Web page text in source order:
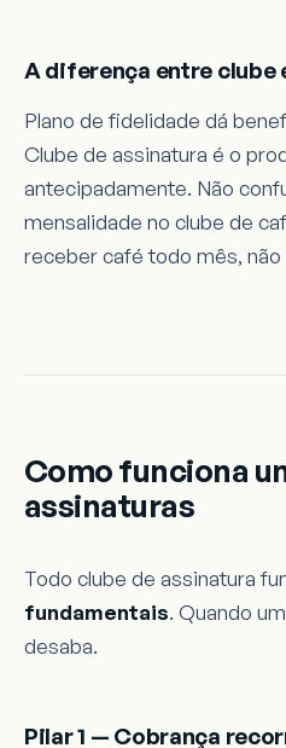
A diferença entre clube
Plano de fidelidade dá
Clube de assinatura é o
antecipadamente. Não
mensalidade no clube de
receber café todo mês, não
Como funciona
assinaturas
Todo clube de assinatura
fundamentais. Quando
desaba.
Pilar 1 — Cobrança